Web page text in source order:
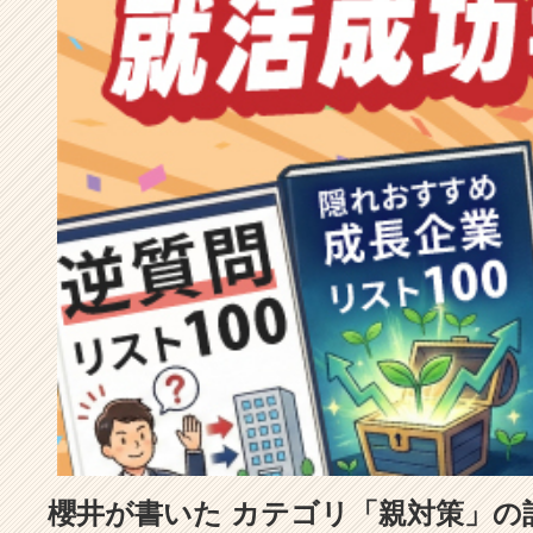
成
長
企
業
か
ら
カ
ウ
ト
が
届
く
就
サ
イ
ト
チ
キ
櫻井が書いた カテゴリ「親対策」の